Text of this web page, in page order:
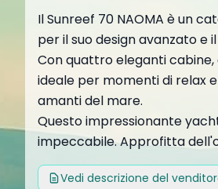
Il Sunreef 70 NAOMA è un
per il suo design avanzato
Con quattro eleganti
ideale per momenti di relax
amanti del mare.
Questo impressionante
impeccabile. Approfitta
Vedi descrizione del